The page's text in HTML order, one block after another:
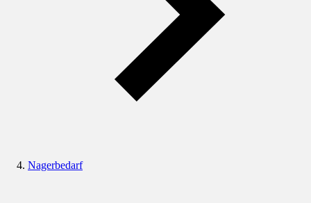
Nagerbedarf